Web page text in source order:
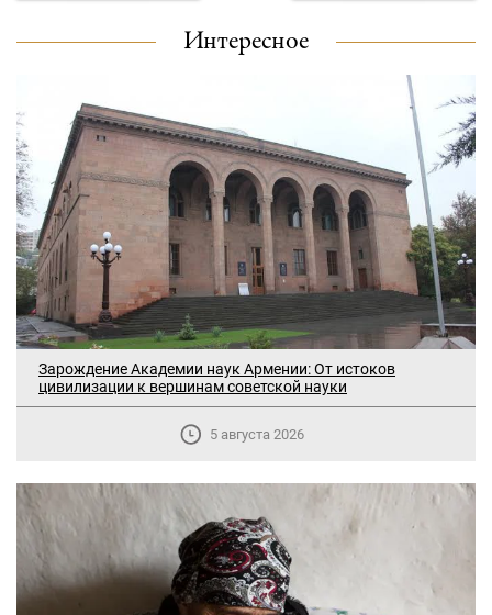
Интересное
Зарождение Академии наук Армении: От истоков
цивилизации к вершинам советской науки
5 августа 2026